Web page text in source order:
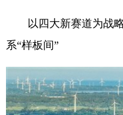
以四大新赛道为战略
系“样板间”